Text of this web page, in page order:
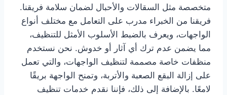
متخصصة مثل السقالات والأحبال لضمان سلامة فريقنا.
فريقنا من الخبراء مدرب على التعامل مع مختلف أنواع
الواجهات، ويعرف بالضبط الأسلوب الأمثل للتنظيف،
مما يضمن عدم ترك أي آثار أو خدوش. نحن نستخدم
منظفات خاصة مصممة لتنظيف الواجهات، والتي تعمل
على إزالة البقع الصعبة والأتربة، وتمنح الواجهة بريقًا
لامعًا. بالإضافة إلى ذلك، فإننا نقدم خدمات تنظيف